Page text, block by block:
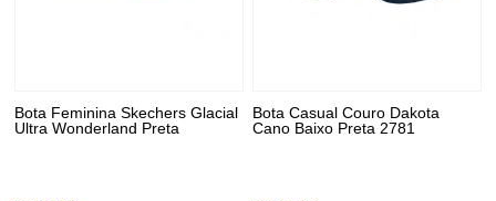
Bota Feminina Skechers Glacial
Ultra Wonderland Preta
Bota Casual Couro Dakota
Cano Baixo Preta 2781